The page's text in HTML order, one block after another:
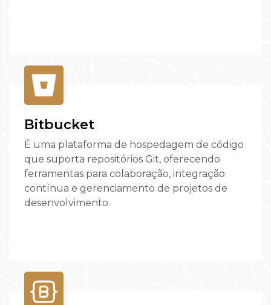
Bitbucket
É uma plataforma de hospedagem de código
que suporta repositórios Git, oferecendo
ferramentas para colaboração, integração
contínua e gerenciamento de projetos de
desenvolvimento.